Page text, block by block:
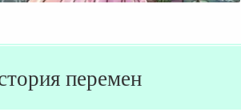
перемен